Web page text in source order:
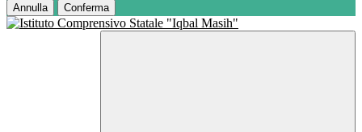
Annulla Conferma